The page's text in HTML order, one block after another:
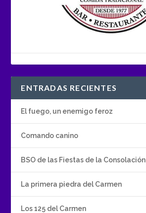
ENTRADAS RECIENTES
El fuego, un enemigo feroz
Comando canino
BSO de las Fiestas de la Consolación
La primera piedra del Carmen
Los 125 del Carmen